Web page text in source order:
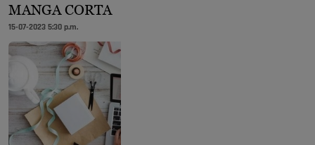
MANGA CORTA
15-07-2023 5:30 p.m.